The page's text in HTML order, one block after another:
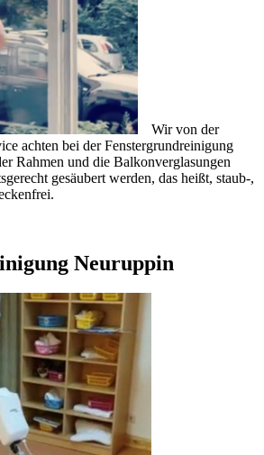
Wir von der
achten bei der Fenstergrundreinigung
Rahmen und die Balkonverglasungen
gesäubert werden, das heißt, staub-,
Neuruppin